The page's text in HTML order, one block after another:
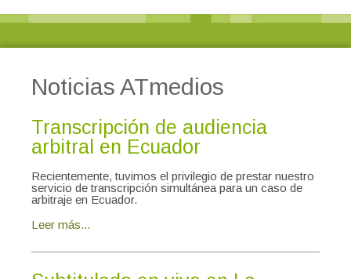
Noticias ATmedios
Transcripción de audiencia
arbitral en Ecuador
Recientemente, tuvimos el privilegio de prestar nuestro
servicio de transcripción simultánea para un caso de
arbitraje en Ecuador.
Leer más...